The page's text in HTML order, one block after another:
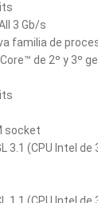
3 Gb/s
familia de
Core™ de 2º y 3º
socket
3.1 (CPU Intel de